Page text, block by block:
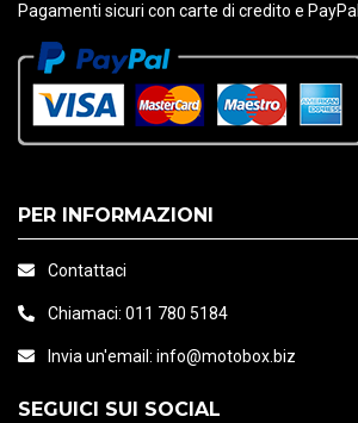
Pagamenti sicuri con carte di credito e PayPal
PER INFORMAZIONI
Contattaci
Chiamaci: 011 780 5184
Invia un'email: info@motobox.biz
SEGUICI SUI SOCIAL